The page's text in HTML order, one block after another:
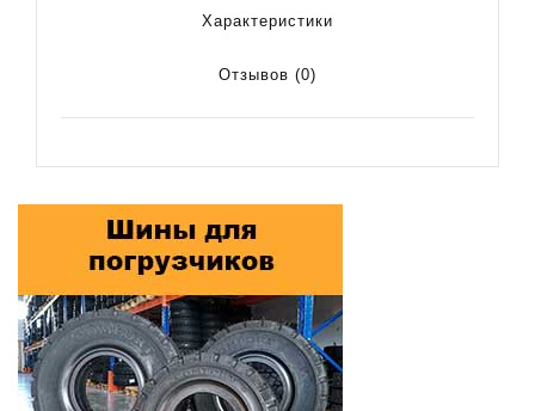
Характеристики
Отзывов (0)